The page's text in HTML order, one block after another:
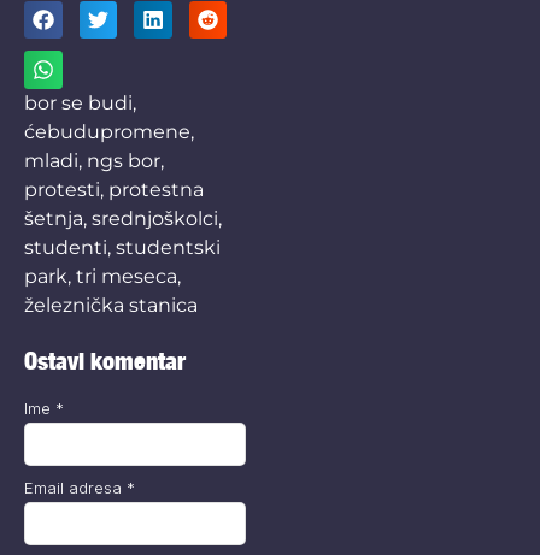
bor se budi,
ćebudupromene,
mladi, ngs bor,
protesti, protestna
šetnja, srednjoškolci,
studenti, studentski
park, tri meseca,
železnička stanica
Ostavi komentar
Ime *
Email adresa *